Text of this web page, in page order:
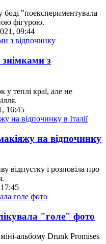
"поекспериментувала
фігурою.
09:44
з
у теплі краї, але не
16:45
на відпочинку
відпустку і розповіла про
"голе" фото
альбому Drunk Promises